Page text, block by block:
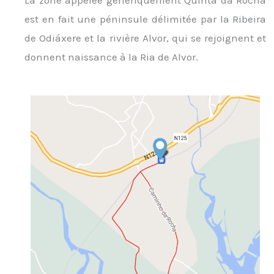
est en fait une péninsule délimitée par la Ribeira
de Odiáxere et la rivière Alvor, qui se rejoignent et
donnent naissance à la Ria de Alvor.